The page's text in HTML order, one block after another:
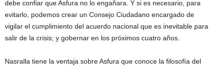
debe confiar que Asfura no lo engañara. Y si es necesario, para
evitarlo, podemos crear un Consejo Ciudadano encargado de
vigilar el cumplimiento del acuerdo nacional que es inevitable para
salir de la crisis; y gobernar en los próximos cuatro años.
Nasralla tiene la ventaja sobre Asfura que conoce la filosofía del